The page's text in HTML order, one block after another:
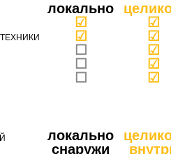
локально
☑
☑
☐
☐
☐
локально
снаружи
☑
☑
☑
☑
☑